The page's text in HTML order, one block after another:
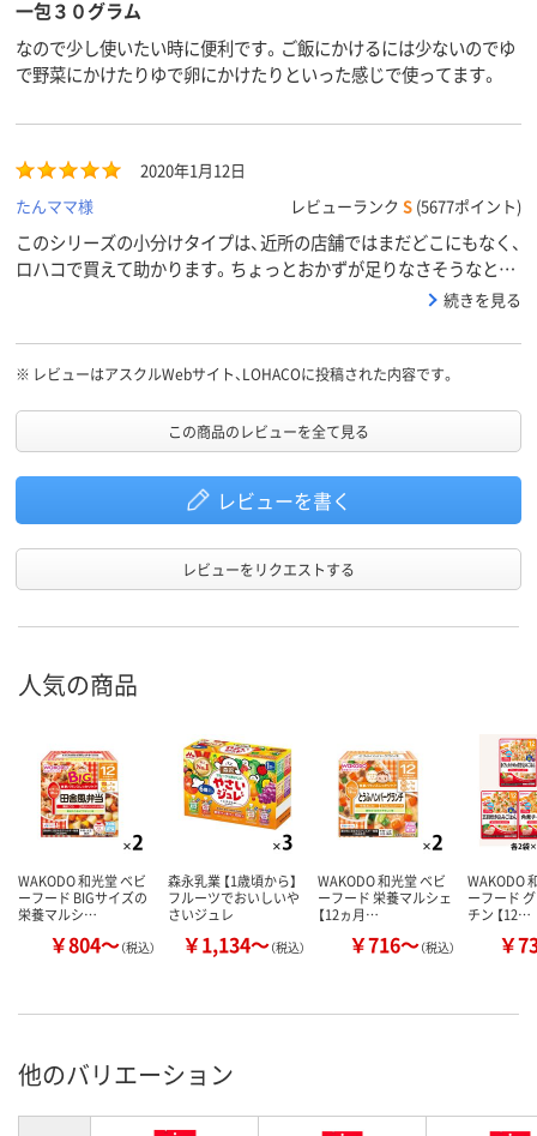
一包３０グラム
なので少し使いたい時に便利です。ご飯にかけるには少ないのでゆ
で野菜にかけたりゆで卵にかけたりといった感じで使ってます。
2020年1月12日
たんママ様
レビューランク S (5677ポイント)
このシリーズの小分けタイプは、近所の店舗ではまだどこにもなく、
ロハコで買えて助かります。ちょっとおかずが足りなさそうなとき
や、ご飯にふりかけ以外のものをかけたがっている時に、便利に使っ
続きを見る
※ レビューはアスクルWebサイト、LOHACOに投稿された内容です。
この商品のレビューを全て見る
レビューを書く
レビューをリクエストする
人気の商品
WAKODO 和光堂 ベビ
ーフード BIGサイズの
栄養マルシ…
￥804～（税込）
森永乳業 【1歳頃から】
フルーツでおいしいや
さいジュレ
￥1,134～（税込）
WAKODO 和光堂 ベビ
ーフード 栄養マルシェ
【12ヵ月…
￥716～（税込）
WAKODO
ーフード
チン 【12…
￥
他のバリエーション